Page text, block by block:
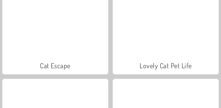
Cat Escape Lovely Cat Pet Life